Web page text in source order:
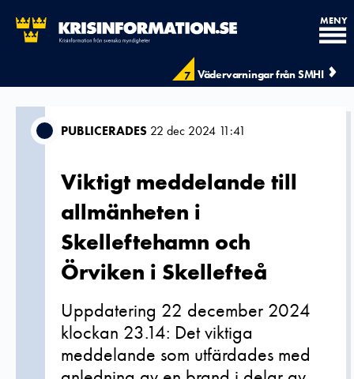
7 Vädervarningar från SMHI
MENY
PUBLICERADES 22 dec 2024 11:41
Viktigt meddelande till
allmänheten i
Skelleftehamn och
Örviken i Skellefteå
Uppdatering 22 december 2024
klockan 23.14: Det viktiga
meddelande som utfärdades med